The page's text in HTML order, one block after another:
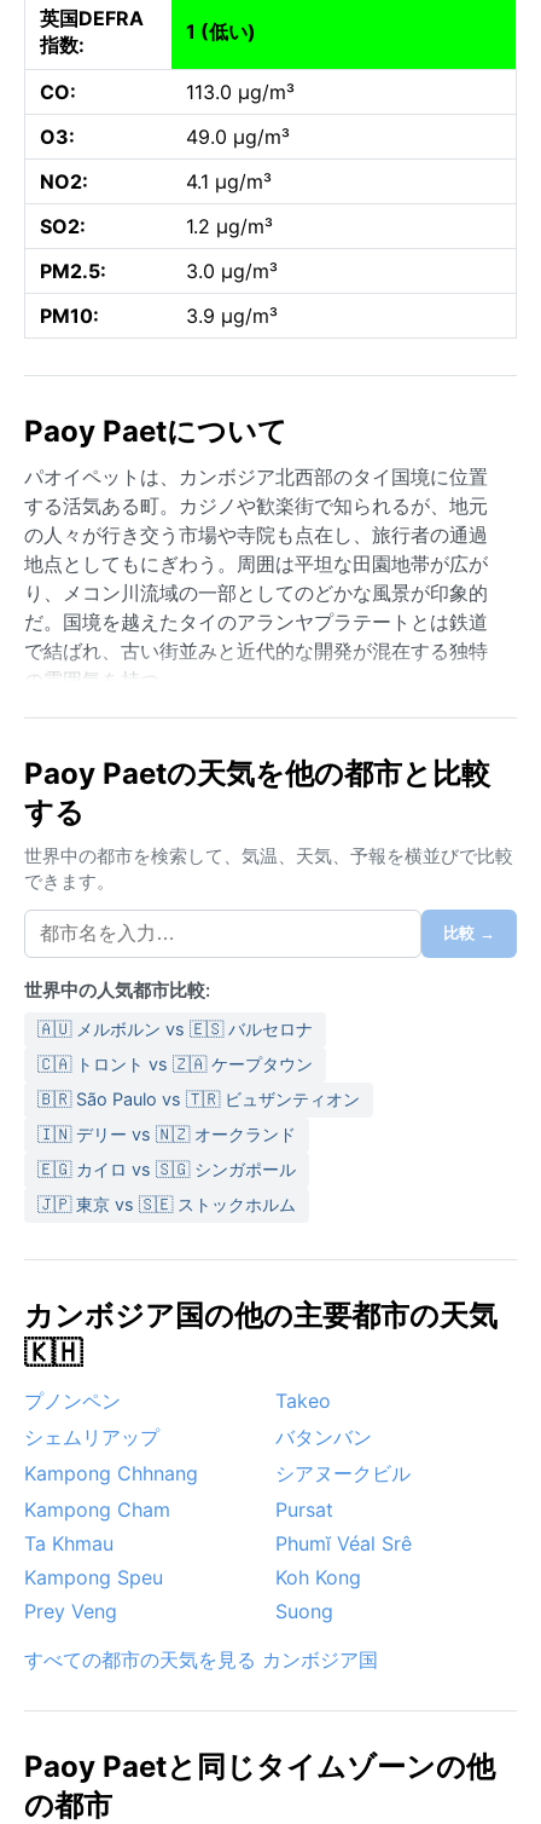
英国DEFRA
指数:
1 (低い)
CO:
113.0 µg/m³
O3:
49.0 µg/m³
NO2:
4.1 µg/m³
SO2:
1.2 µg/m³
PM2.5:
3.0 µg/m³
PM10:
3.9 µg/m³
Paoy Paetについて
パオイペットは、カンボジア北西部のタイ国境に位置
する活気ある町。カジノや歓楽街で知られるが、地元
の人々が行き交う市場や寺院も点在し、旅行者の通過
地点としてもにぎわう。周囲は平坦な田園地帯が広が
り、メコン川流域の一部としてのどかな風景が印象的
だ。国境を越えたタイのアランヤプラテートとは鉄道
で結ばれ、古い街並みと近代的な開発が混在する独特
の雰囲気を持つ。
気候はケッペンの区分で熱帯サバナ気候（Aw）に属す
ある。雨季は5月から10月で、スコールが毎日のように
降り、湿度は80%を超える。特に8月から9月はモンス
ある。一方、乾季の11月から4月は日照が多く、特に12
月から2月は気温が30℃前後に落ち着き、湿度も低
め。軽装が基本だが、雨季には速乾性のある衣服と折
りたたみ傘が必須。乾季でも日差しが強いので帽子や
サングラスがあると快適だ。
旅行に最適なのは乾季の11月から2月で、雨の心配が少
なく観光しやすい。一方、雨季はカンボジア特有の激
も。特筆すべき気象現象としては、雨季のモンスーン
による洪水が挙げられ、低地では交通機関が乱れる場
合がある。乾季の終わりにあたる4月は最も暑く、気温
が40℃近くまで上がる日もある。熱帯の太陽と突然の
と人間の営みが織りなすカンボジアの縮図だ。
Paoy Paetの天気を他の都市と比較
する
世界中の都市を検索して、気温、天気、予報を横並びで比較
できます。
比較 →
世界中の人気都市比較:
🇦🇺 メルボルン vs 🇪🇸 バルセロナ
🇨🇦 トロント vs 🇿🇦 ケープタウン
🇧🇷 São Paulo vs 🇹🇷 ビュザンティオン
🇮🇳 デリー vs 🇳🇿 オークランド
🇪🇬 カイロ vs 🇸🇬 シンガポール
🇯🇵 東京 vs 🇸🇪 ストックホルム
カンボジア国の他の主要都市の天気
🇰🇭
プノンペン
Takeo
シェムリアップ
バタンバン
Kampong Chhnang
シアヌークビル
Kampong Cham
Pursat
Ta Khmau
Phumĭ Véal Srê
Kampong Speu
Koh Kong
Prey Veng
Suong
すべての都市の天気を見る カンボジア国
Paoy Paetと同じタイムゾーンの他
の都市